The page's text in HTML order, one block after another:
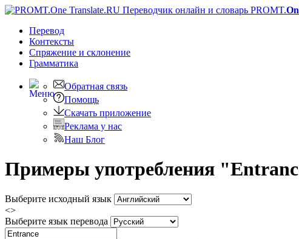
PROMT.
Перевод
Контексты
Спряжение и склонение
Грамматика
Обратная связь
Помощь
Скачать приложение
Реклама у нас
Наш Блог
Примеры употребления
Выберите исходный язык
<>
Выберите язык перевода